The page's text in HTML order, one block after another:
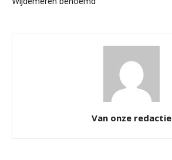
Van onze redactie